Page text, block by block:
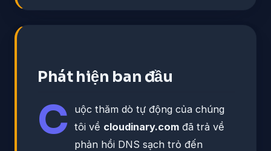
Phát hiện ban đầu
C uộc thăm dò tự động của chúng
tôi về cloudinary.com đã trả về
phản hồi DNS sạch trỏ đến